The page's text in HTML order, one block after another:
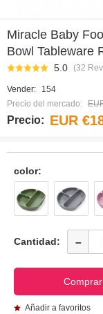
Miracle Baby
Bowl Tableware
5.0 (32
Vender:
154
Precio del mercado:
Precio: EUR
color:
Cantidad: -
Añadir a favoritos